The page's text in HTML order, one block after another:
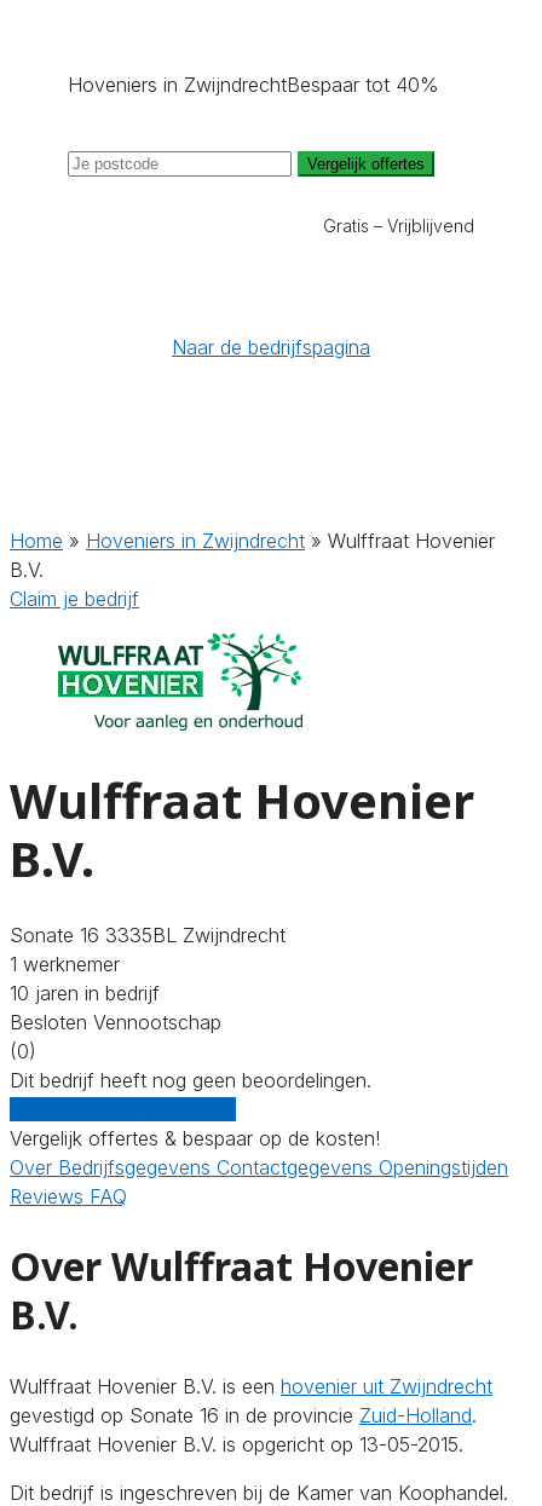
Hoveniers in ZwijndrechtBespaar tot 40%
Vergelijk offertes
Gratis – Vrijblijvend
Naar de bedrijfspagina
Home » Hoveniers in Zwijndrecht » Wulffraat Hovenier
B.V.
Claim je bedrijf
Wulffraat Hovenier
B.V.
Sonate 16 3335BL Zwijndrecht
1 werknemer
10 jaren in bedrijf
Besloten Vennootschap
(0)
Dit bedrijf heeft nog geen beoordelingen.
Vergelijk offertes & bespaar op de kosten!
Over Bedrijfsgegevens Contactgegevens Openingstijden
Reviews FAQ
Over Wulffraat Hovenier
B.V.
Wulffraat Hovenier B.V. is een hovenier uit Zwijndrecht
gevestigd op Sonate 16 in de provincie Zuid-Holland.
Wulffraat Hovenier B.V. is opgericht op 13-05-2015.
Dit bedrijf is ingeschreven bij de Kamer van Koophandel.